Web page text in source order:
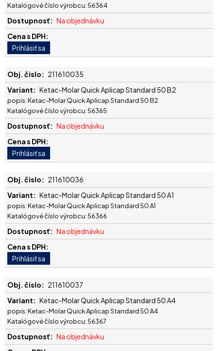
Katalógové číslo výrobcu: 56364
Na objednávku
211610035
Ketac-Molar Quick Aplicap Standard 50 B2
popis: Ketac-Molar Quick Aplicap Standard 50 B2
Katalógové číslo výrobcu: 56365
Na objednávku
211610036
Ketac-Molar Quick Aplicap Standard 50 A1
popis: Ketac-Molar Quick Aplicap Standard 50 A1
Katalógové číslo výrobcu: 56366
Na objednávku
211610037
Ketac-Molar Quick Aplicap Standard 50 A4
popis: Ketac-Molar Quick Aplicap Standard 50 A4
Katalógové číslo výrobcu: 56367
Na objednávku